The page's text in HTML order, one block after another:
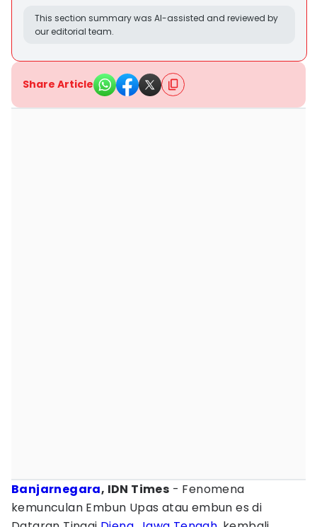
This section summary was AI-assisted and reviewed by
our editorial team.
Share Article
Banjarnegara, IDN Times - Fenomena
kemunculan Embun Upas atau embun es di